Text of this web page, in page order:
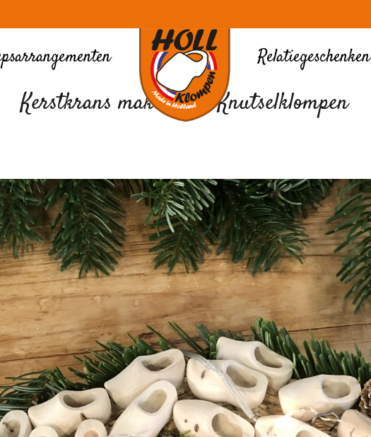
Holl Souvenir & Klompen
Relatiegeschenken
Kerstkrans maken met Knutselklompen